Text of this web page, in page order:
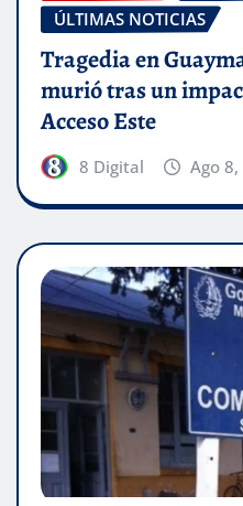
ÚLTIMAS NOTICIAS
Tragedia en
murió tras un
Acceso Este
8 Digital Ago